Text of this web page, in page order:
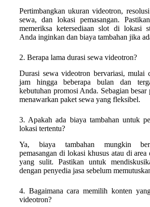
Pertimbangkan ukuran videotron,
sewa, dan lokasi pemasangan.
memeriksa ketersediaan slot di lokasi
Anda inginkan dan biaya tambahan jika
2. Berapa lama durasi sewa videotron?
Durasi sewa videotron bervariasi, mulai
jam hingga beberapa bulan dan
kebutuhan promosi Anda. Sebagian besar
menawarkan paket sewa yang fleksibel.
3. Apakah ada biaya tambahan untuk
lokasi tertentu?
Ya, biaya tambahan mungkin
pemasangan di lokasi khusus atau di area
yang sulit. Pastikan untuk
dengan penyedia jasa sebelum
4. Bagaimana cara memilih konten
videotron?